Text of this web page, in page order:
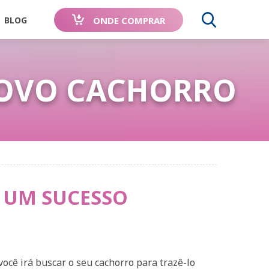
PELOS
O MUNDO
BLOG ONDE COMPRAR
CACHORRO
SUCESSO
irá buscar o seu cachorro para trazê-lo